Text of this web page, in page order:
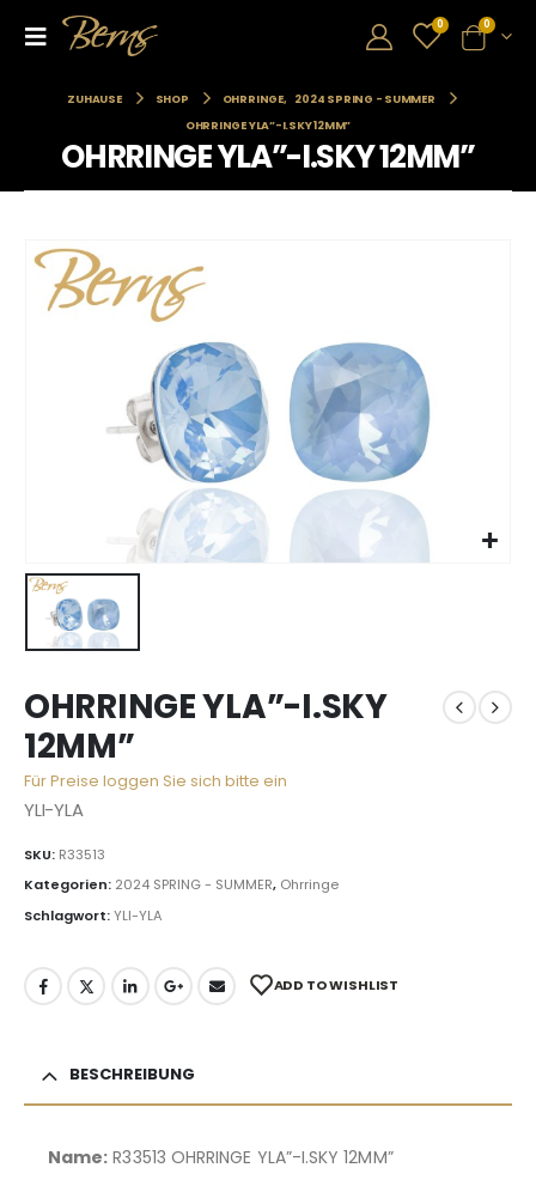
0 0
ZUHAUSE SHOP OHRRINGE,
2024 SPRING - SUMMER
OHRRINGE YLA”-I.SKY 12MM”
OHRRINGE YLA”-I.SKY 12MM”
OHRRINGE YLA”-I.SKY
12MM”
Für Preise loggen Sie sich bitte ein
YLI-YLA
SKU: R33513
Kategorien: 2024 SPRING - SUMMER, Ohrringe
Schlagwort:YLI-YLA
ADD TO WISHLIST
BESCHREIBUNG
Name: R33513 OHRRINGE YLA”-I.SKY 12MM”